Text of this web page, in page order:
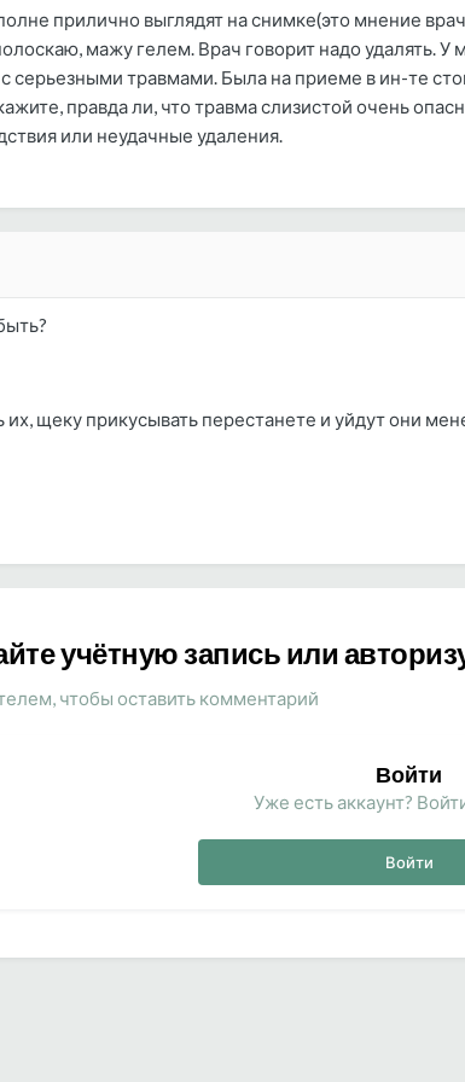
прилично выглядят на снимке(это мнение
мажу гелем. Врач говорит надо удалять. У
серьезными травмами. Была на приеме в ин-те
правда ли, что травма слизистой очень
или неудачные удаления.
щеку прикусывать перестанете и уйдут они
учётную запись или
чтобы оставить комментарий
Войти
Уже есть аккаунт?
Войти